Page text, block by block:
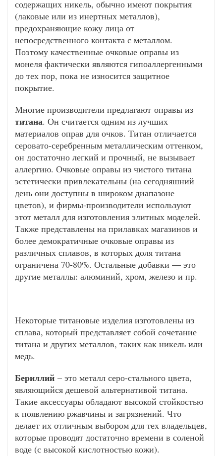
содержащих никель, обычно имеют покрытия
(лаковые или из инертных металлов),
предохраняющие кожу лица от
непосредственного контакта с металлом.
Поэтому качественные очковые оправы из
монеля фактически являются гипоаллергенными
до тех пор, пока не износится защитное
покрытие.
Многие производители предлагают оправы из
титана. Он считается одним из лучших
материалов оправ для очков. Титан отличается
серовато-серебренным металлическим оттенком,
он достаточно легкий и прочный, не вызывает
аллергию. Очковые оправы из чистого титана
эстетически привлекательны (на сегодняшний
день они доступны в широком диапазоне
цветов), и фирмы-производители используют
этот металл для изготовления элитных моделей.
Также представлены на прилавках магазинов и
более демократичные очковые оправы из
различных сплавов, в которых доля титана
ограничена 70-80%. Остальные добавки — это
другие металлы: алюминий, хром, железо и пр.
Некоторые титановые изделия изготовлены из
сплава, который представляет собой сочетание
титана и других металлов, таких как никель или
медь.
Бериллий – это металл серо-стального цвета,
являющийся дешевой альтернативой титана.
Такие аксессуары обладают высокой стойкостью
к появлению ржавчины и загрязнений. Что
делает их отличным выбором для тех владельцев,
которые проводят достаточно времени в соленой
воде (с высокой кислотностью кожи).